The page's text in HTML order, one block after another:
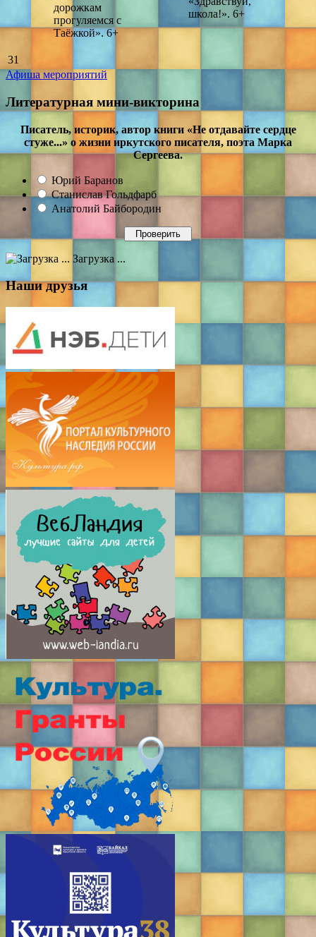
дорожкам
прогуляемся с
Таёжкой». 6+
школа!». 6+
31
Афиша мероприятий
Литературная мини-викторина
Писатель, историк, автор книги «Не отдавайте сердце
стуже...» о жизни иркутского писателя, поэта Марка
Сергеева.
Юрий Баранов
Станислав Гольдфарб
Анатолий Байбородин
Загрузка ...
Наши друзья